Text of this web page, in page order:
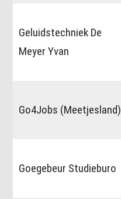
Geluidstechniek De
Meyer Yvan
Go4Jobs (Meetjesland)
Goegebeur Studieburo